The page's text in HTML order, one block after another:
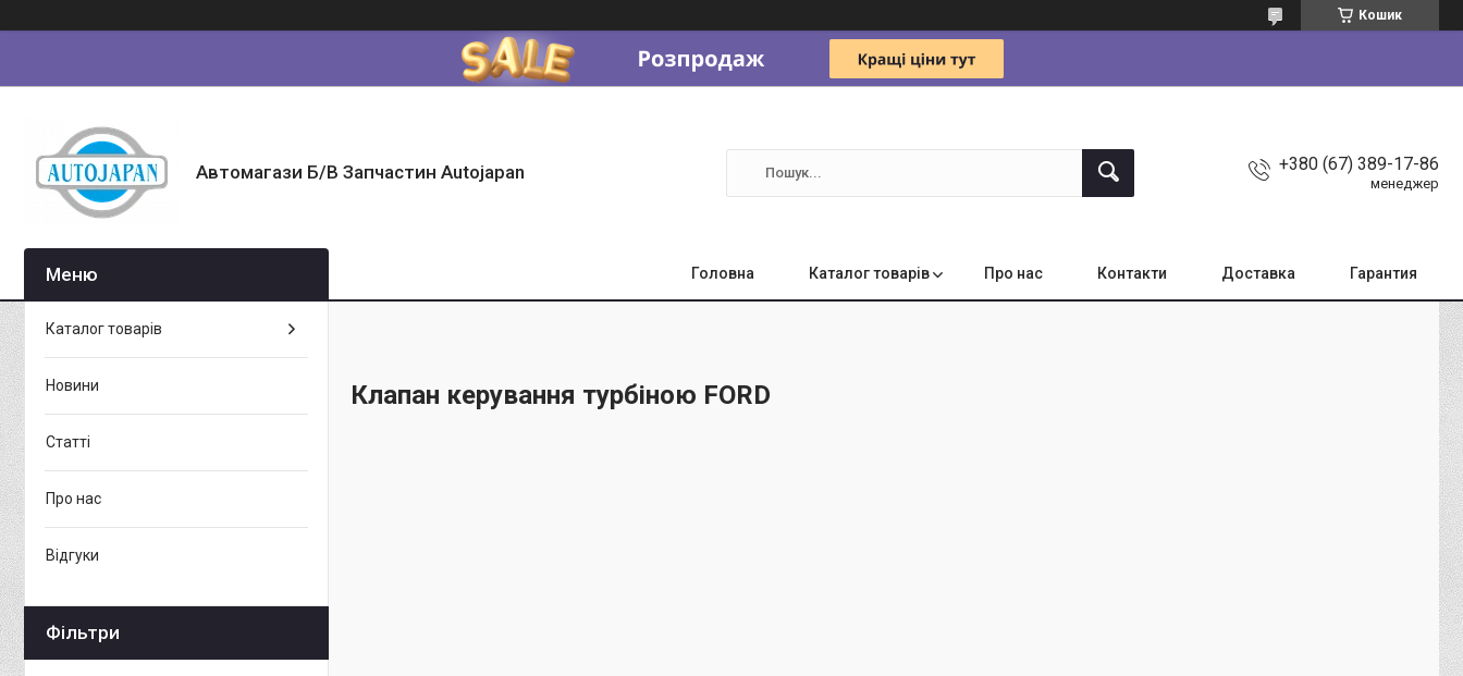
Кошик
Автомагази Б/В Запчастин Autojapan +380 (67) 389-17-86
менеджер
Головна Каталог товарів Про нас Контакти Доставка Гарантия
Клапан керування турбіною FORD
Каталог товарів
Новини
Статті
Про нас
Відгуки
Фільтри